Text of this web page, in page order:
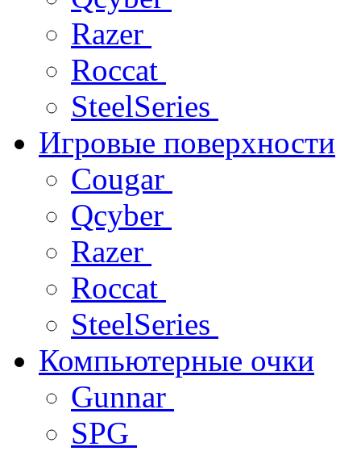
Razer
Roccat
SteelSeries
Игровые поверхности
Cougar
Qcyber
Razer
Roccat
SteelSeries
Компьютерные очки
Gunnar
SPG